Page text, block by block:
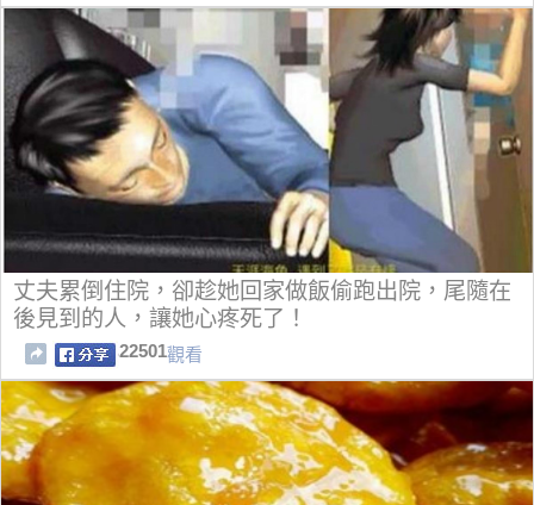
丈夫累倒住院，卻趁她回家做飯偷跑出院，尾隨在
後見到的人，讓她心疼死了！
22501觀看